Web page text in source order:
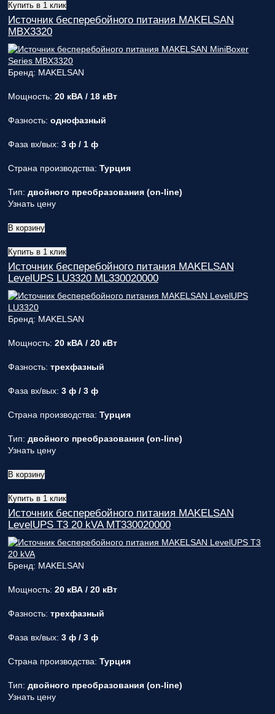
Купить в 1 клик
Источник бесперебойного питания MAKELSAN
MBX3320
Бренд: MAKELSAN
Мощность: 20 кВА / 18 кВт
Фазность: однофазный
Фаза вх/вых: 3 ф / 1 ф
Страна производства: Турция
Тип: двойного преобразования (on-line)
Узнать цену
В корзину
Купить в 1 клик
Источник бесперебойного питания MAKELSAN
LevelUPS LU3320 ML330020000
Бренд: MAKELSAN
Мощность: 20 кВА / 20 кВт
Фазность: трехфазный
Фаза вх/вых: 3 ф / 3 ф
Страна производства: Турция
Тип: двойного преобразования (on-line)
Узнать цену
В корзину
Купить в 1 клик
Источник бесперебойного питания MAKELSAN
LevelUPS T3 20 kVA MT330020000
Бренд: MAKELSAN
Мощность: 20 кВА / 20 кВт
Фазность: трехфазный
Фаза вх/вых: 3 ф / 3 ф
Страна производства: Турция
Тип: двойного преобразования (on-line)
Узнать цену